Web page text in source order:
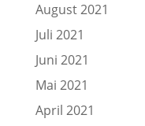
August 2021
Juli 2021
Juni 2021
Mai 2021
April 2021